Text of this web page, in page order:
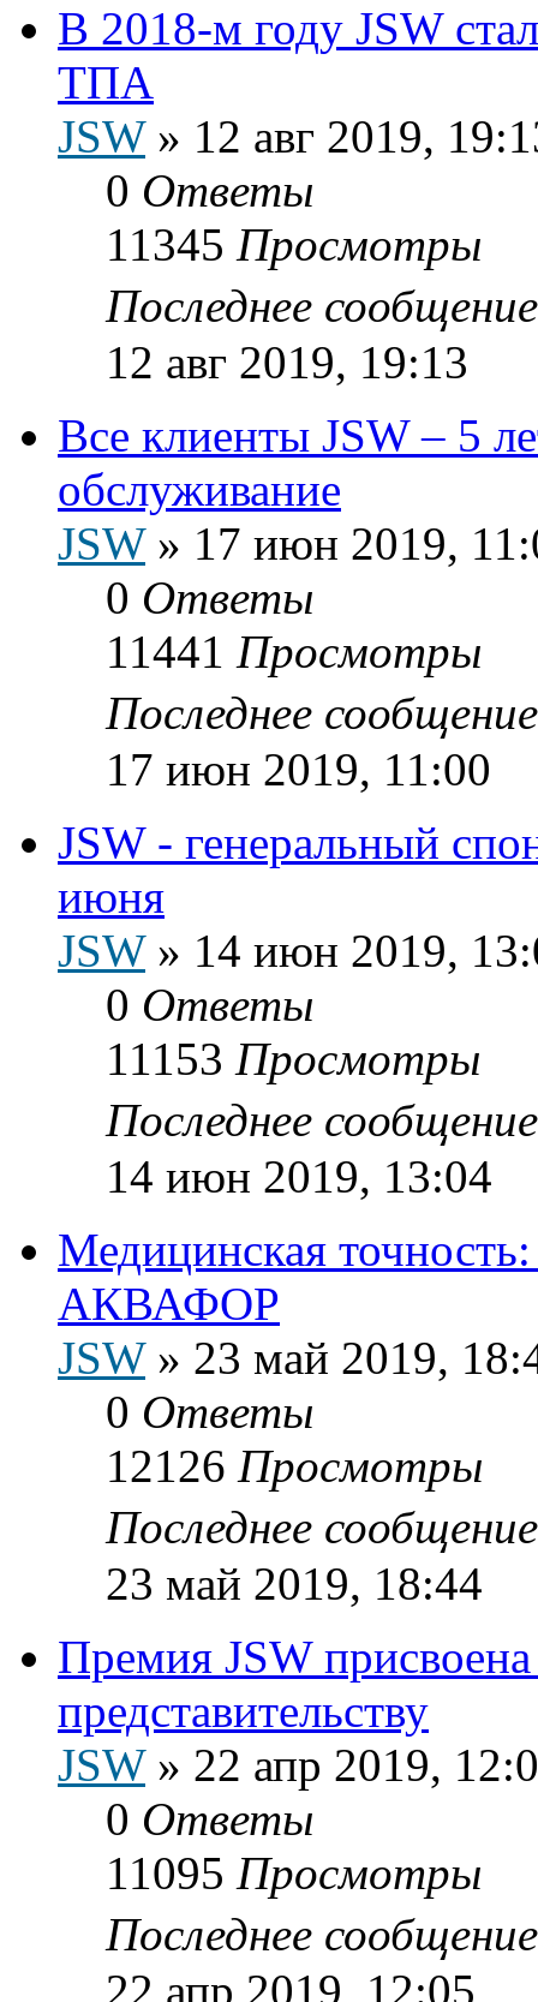
В 2018-м году JSW
ТПА
JSW» 12 авг 2019,
0 Ответы
11345 Просмотры
Последнее
12 авг 2019, 19:13
Все клиенты JSW – 5
обслуживание
JSW» 17 июн 2019,
0 Ответы
11441 Просмотры
Последнее
17 июн 2019, 11:00
JSW - генеральный
июня
JSW» 14 июн 2019,
0 Ответы
11153 Просмотры
Последнее
14 июн 2019, 13:04
Медицинская
АКВАФОР
JSW» 23 май 2019,
0 Ответы
12126 Просмотры
Последнее
23 май 2019, 18:44
Премия JSW
представительству
JSW» 22 апр 2019,
0 Ответы
11095 Просмотры
Последнее
22 апр 2019, 12:05